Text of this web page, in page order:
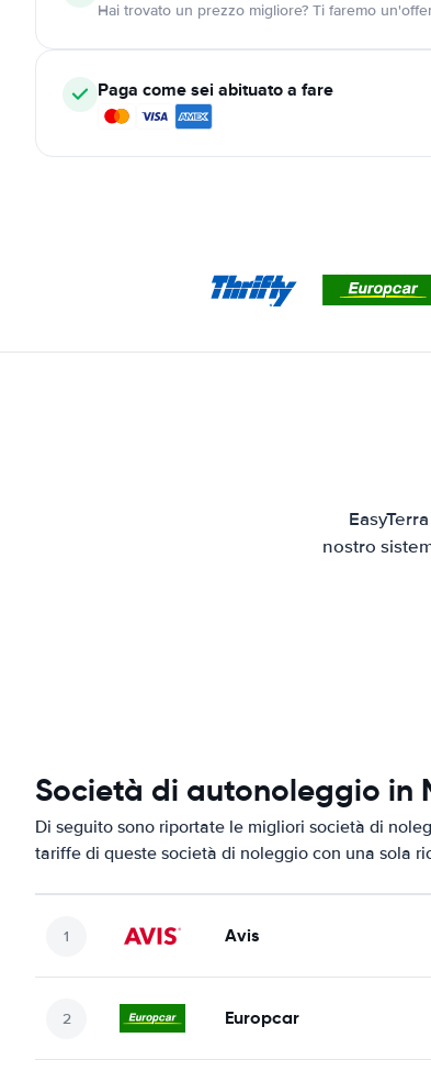
Hai trovato un prezzo migliore? Ti faremo
Paga come sei abituato a fare
nostro
Società di autonoleggio in
Di seguito sono riportate le migliori società di
tariffe di queste società di noleggio con una sola
Avis
Europcar